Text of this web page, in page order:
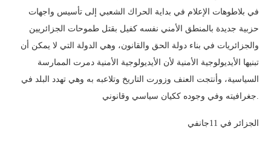
في بلاطوهات الإعلام في بداية الحراك الشعبي إلى تأسيس واجهات
حزبية جديدة بالمنطق الأمني نفسه كفيل بقتل طموحات الجزائريين
والجزائريات في بناء دولة الحق والقانون، وهي الدولة التي لا يمكن أن
تبنيها الأيديولوجية الأمنية لأن الأيديولوجية الأمنية دمرت الممارسة
السياسية، وأنتجت العنف وزورت التاريخ وتلاعبه به وهي تهدد البلد في
جغرافيته وفي وجوده ككيان سياسي وقانوني.
الجزائر في 11جانفي